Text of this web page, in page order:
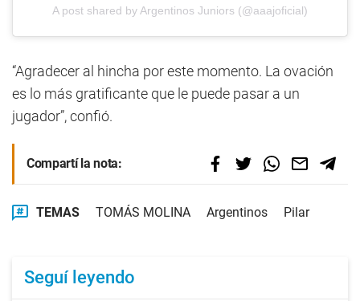
A post shared by Argentinos Juniors (@aaajoficial)
“Agradecer al hincha por este momento. La ovación
es lo más gratificante que le puede pasar a un
jugador”, confió.
Compartí la nota:
TEMAS TOMÁS MOLINA Argentinos Pilar
Seguí leyendo